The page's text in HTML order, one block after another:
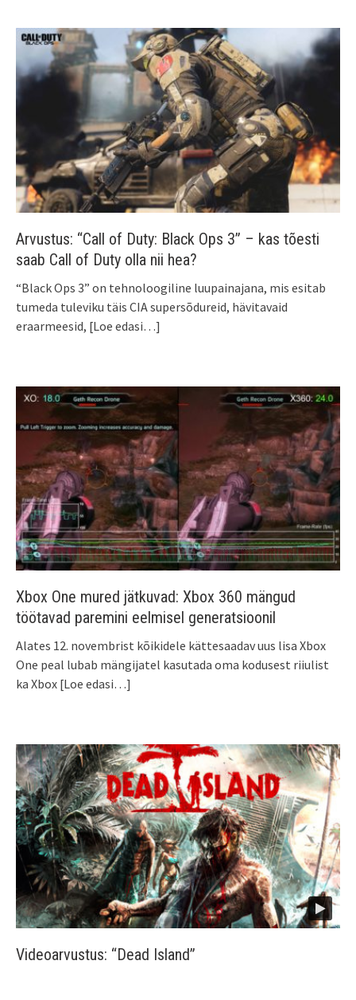
Arvustus: “Call of Duty: Black Ops 3” – kas tõesti
saab Call of Duty olla nii hea?
“Black Ops 3” on tehnoloogiline luupainajana, mis esitab
tumeda tuleviku täis CIA supersõdureid, hävitavaid
eraarmeesid, [Loe edasi…]
Xbox One mured jätkuvad: Xbox 360 mängud
töötavad paremini eelmisel generatsioonil
Alates 12. novembrist kõikidele kättesaadav uus lisa Xbox
One peal lubab mängijatel kasutada oma kodusest riiulist
ka Xbox [Loe edasi…]
Videoarvustus: “Dead Island”